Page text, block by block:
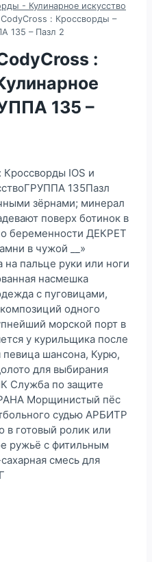
- Кулинарное искусство
: Кроссворды –
135 – Пазл 2
:
135 –
IOS и
135Пазл
зёрнами; минерал
поверх ботинок в
беременности ДЕКРЕТ
в чужой __»
пальце руки или ноги
насмешка
с пуговицами,
одного
морской порт в
у курильщика после
шансона, Курю,
для выбирания
Служба по защите
Морщинистый пёс
судью АРБИТР
в готовый ролик или
ружьё с фитильным
смесь для